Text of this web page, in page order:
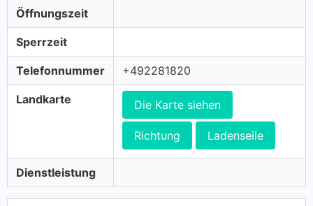
Öffnungszeit
Sperrzeit
Telefonnummer +492281820
Landkarte Die Karte siehen
Richtung Ladenseile
Dienstleistung